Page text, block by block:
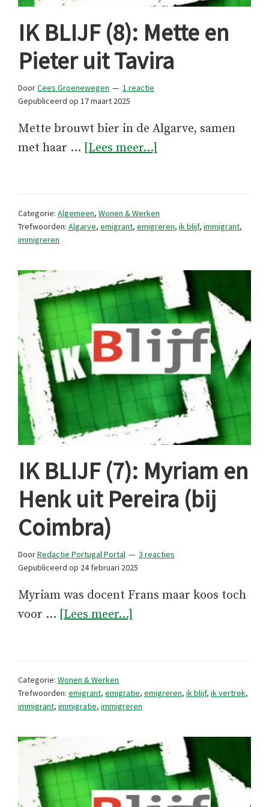
IK BLIJF (8): Mette en
Pieter uit Tavira
DoorCees Groenewegen
1 reactie
Gepubliceerd op 17 maart 2025
Mette brouwt bier in de Algarve, samen
met haar … [Lees meer...]
en
Tavira
Categorie: Algemeen, Wonen & Werken
Trefwoorden: Algarve, emigrant, emigreren, ik blijf, immigrant,
immigreren
IK BLIJF (7): Myriam en
Henk uit Pereira (bij
Coimbra)
DoorRedactie Portugal Portal
3 reacties
Gepubliceerd op 24 februari 2025
Myriam was docent Frans maar koos toch
voor … [Lees meer...]
en
Henk
Pereira
(bij
Coimbra)
Categorie: Wonen & Werken
Trefwoorden: emigrant, emigratie, emigreren, ik blijf, ik vertrek,
immigrant, immigratie, immigreren